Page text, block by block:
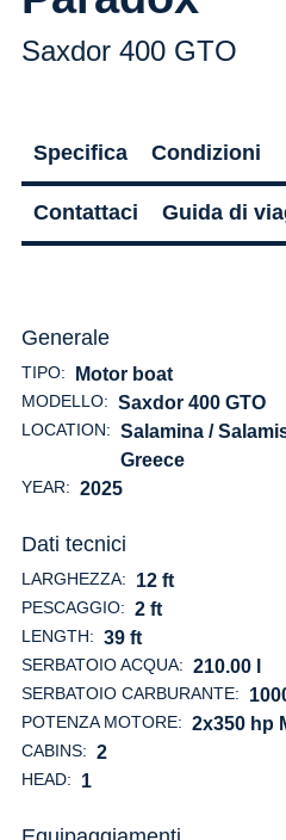
Saxdor 400 GTO
Specifica Condizioni
Contattaci Guida di
Generale
TIPO: Motor boat
MODELLO: Saxdor 400 GTO
LOCATION: Salamina /
Greece
YEAR: 2025
Dati tecnici
LARGHEZZA: 12 ft
PESCAGGIO: 2 ft
LENGTH: 39 ft
SERBATOIO ACQUA: 210.00 l
SERBATOIO CARBURANTE:
POTENZA MOTORE: 2x350 hp
CABINS: 2
HEAD: 1